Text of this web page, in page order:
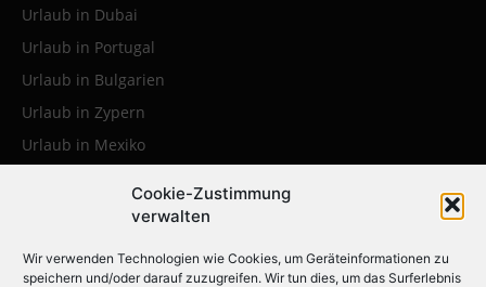
Cookie-Zustimmung
verwalten
Wir verwenden Technologien wie Cookies, um Geräteinformationen zu
speichern und/oder darauf zuzugreifen. Wir tun dies, um das Surferlebnis
Urlaub in Dubai
Urlaub in Portugal
Urlaub in Bulgarien
Urlaub in Zypern
Urlaub in Mexiko
Urlaub in Polen